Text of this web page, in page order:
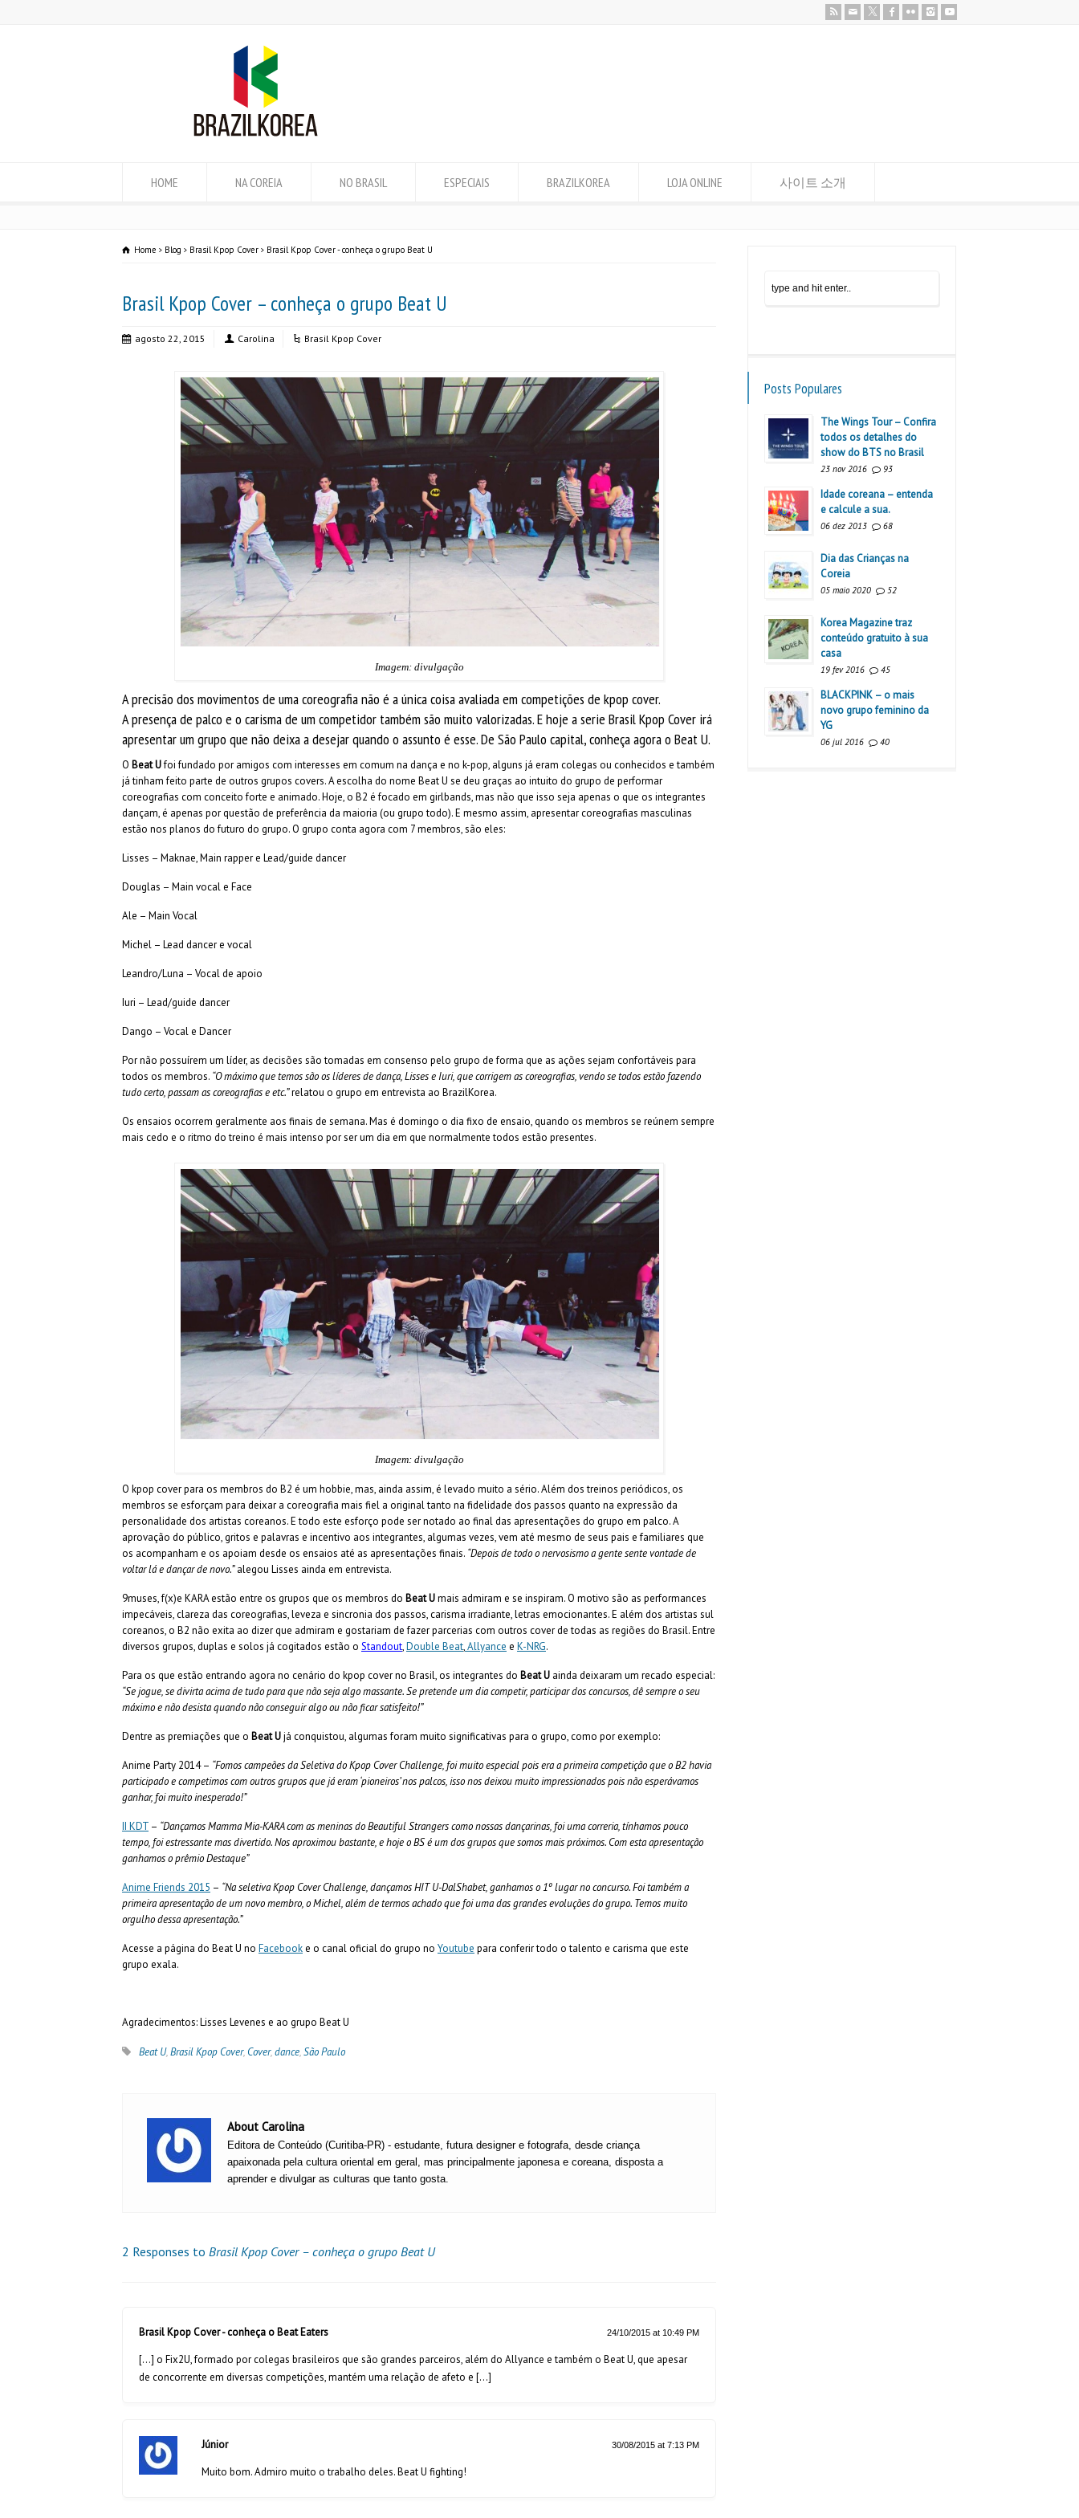
HOME NA COREIA NO BRASIL ESPECIAIS BRAZILKOREA LOJA ONLINE 사이트 소개
Home Blog Brasil Kpop Cover Brasil Kpop Cover - conheça o grupo Beat U
Brasil Kpop Cover – conheça o grupo Beat U
agosto 22, 2015 Carolina Brasil Kpop Cover
Imagem: divulgação
A precisão dos movimentos de uma coreografia não é a única coisa avaliada em competições de kpop cover.
A presença de palco e o carisma de um competidor também são muito valorizadas. E hoje a serie Brasil Kpop Cover irá
apresentar um grupo que não deixa a desejar quando o assunto é esse. De São Paulo capital, conheça agora o Beat U.
O Beat Ufoi fundado por amigos com interesses em comum na dança e no k-pop, alguns já eram colegas ou conhecidos e também
já tinham feito parte de outros grupos covers. A escolha do nome Beat U se deu graças ao intuito do grupo de performar
coreografias com conceito forte e animado. Hoje, o B2 é focado em girlbands, mas não que isso seja apenas o que os integrantes
dançam, é apenas por questão de preferência da maioria (ou grupo todo). E mesmo assim, apresentar coreografias masculinas
estão nos planos do futuro do grupo. O grupo conta agora com 7 membros, são eles:
Lisses – Maknae, Main rapper e Lead/guide dancer
Douglas – Main vocal e Face
Ale – Main Vocal
Michel – Lead dancer e vocal
Leandro/Luna – Vocal de apoio
Iuri – Lead/guide dancer
Dango – Vocal e Dancer
Por não possuírem um líder, as decisões são tomadas em consenso pelo grupo de forma que as ações sejam confortáveis para
todos os membros. “O máximo que temos são os líderes de dança, Lisses e Iuri, que corrigem as coreografias, vendo se todos estão fazendo
tudo certo, passam as coreografias e etc.”relatou o grupo em entrevista ao BrazilKorea.
Os ensaios ocorrem geralmente aos finais de semana. Mas é domingo o dia fixo de ensaio, quando os membros se reúnem sempre
mais cedo e o ritmo do treino é mais intenso por ser um dia em que normalmente todos estão presentes.
Imagem: divulgação
O kpop cover para os membros do B2 é um hobbie, mas, ainda assim, é levado muito a sério. Além dos treinos periódicos, os
membros se esforçam para deixar a coreografia mais fiel a original tanto na fidelidade dos passos quanto na expressão da
personalidade dos artistas coreanos. E todo este esforço pode ser notado ao final das apresentações do grupo em palco. A
aprovação do público, gritos e palavras e incentivo aos integrantes, algumas vezes, vem até mesmo de seus pais e familiares que
os acompanham e os apoiam desde os ensaios até as apresentações finais. “Depois de todo o nervosismo a gente sente vontade de
voltar lá e dançar de novo.”alegou Lisses ainda em entrevista.
9muses, f(x)e KARA estão entre os grupos que os membros do Beat Umais admiram e se inspiram. O motivo são as performances
impecáveis, clareza das coreografias, leveza e sincronia dos passos, carisma irradiante, letras emocionantes. E além dos artistas sul
coreanos, o B2 não exita ao dizer que admiram e gostariam de fazer parcerias com outros cover de todas as regiões do Brasil. Entre
diversos grupos, duplas e solos já cogitados estão o Standout,Double Beat,Allyance e K-NRG.
Para os que estão entrando agora no cenário do kpop cover no Brasil, os integrantes do Beat U ainda deixaram um recado especial:
“Se jogue, se divirta acima de tudo para que não seja algo massante. Se pretende um dia competir, participar dos concursos, dê sempre o seu
máximo e não desista quando não conseguir algo ou não ficar satisfeito!”
Dentre as premiações que o Beat Ujá conquistou, algumas foram muito significativas para o grupo, como por exemplo:
Anime Party 2014 – “Fomos campeões da Seletiva do Kpop Cover Challenge, foi muito especial pois era a primeira competição que o B2 havia
participado e competimos com outros grupos que já eram ‘pioneiros’ nos palcos, isso nos deixou muito impressionados pois não esperávamos
ganhar, foi muito inesperado!”
II KDT – “Dançamos Mamma Mia-KARA com as meninas do Beautiful Strangers como nossas dançarinas, foi uma correria, tínhamos pouco
tempo, foi estressante mas divertido. Nos aproximou bastante, e hoje o BS é um dos grupos que somos mais próximos. Com esta apresentação
ganhamos o prêmio Destaque”
Anime Friends 2015 – “Na seletiva Kpop Cover Challenge, dançamos HIT U-DalShabet, ganhamos o 1º lugar no concurso. Foi também a
primeira apresentação de um novo membro, o Michel, além de termos achado que foi uma das grandes evoluções do grupo. Temos muito
orgulho dessa apresentação.”
Acesse a página do Beat U no Facebooke o canal oficial do grupo no Youtube para conferir todo o talento e carisma que este
grupo exala.
Agradecimentos: Lisses Levenes e ao grupo Beat U
Beat U,Brasil Kpop Cover, Cover,dance,São Paulo
About Carolina
Editora de Conteúdo (Curitiba-PR) - estudante, futura designer e fotografa, desde criança
apaixonada pela cultura oriental em geral, mas principalmente japonesa e coreana, disposta a
aprender e divulgar as culturas que tanto gosta.
2 Responses to Brasil Kpop Cover – conheça o grupo Beat U
Brasil Kpop Cover - conheça o Beat Eaters 24/10/2015 at 10:49 PM
[…] o Fix2U, formado por colegas brasileiros que são grandes parceiros, além do Allyance e também o Beat U, que apesar
de concorrente em diversas competições, mantém uma relação de afeto e […]
Júnior 30/08/2015 at 7:13 PM
Muito bom. Admiro muito o trabalho deles. Beat U fighting!
Posts Populares
The Wings Tour – Confira
todos os detalhes do
show do BTS no Brasil
23 nov 2016 93
Idade coreana – entenda
e calcule a sua.
06 dez 2013 68
Dia das Crianças na
Coreia
05 maio 2020 52
Korea Magazine traz
conteúdo gratuito à sua
casa
19 fev 2016 45
BLACKPINK – o mais
novo grupo feminino da
YG
06 jul 2016 40